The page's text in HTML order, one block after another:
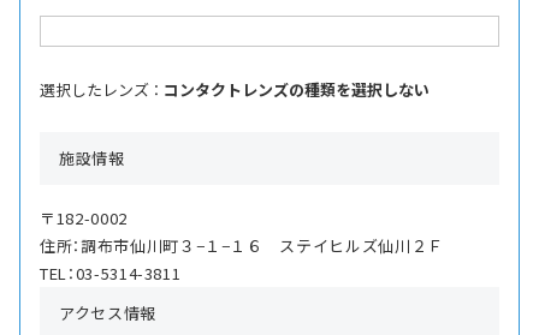
選択したレンズ ： コンタクトレンズの種類を選択しない
施設情報
〒182-0002
住所：調布市仙川町３−１−１６ ステイヒルズ仙川２Ｆ
TEL：03-5314-3811
アクセス情報